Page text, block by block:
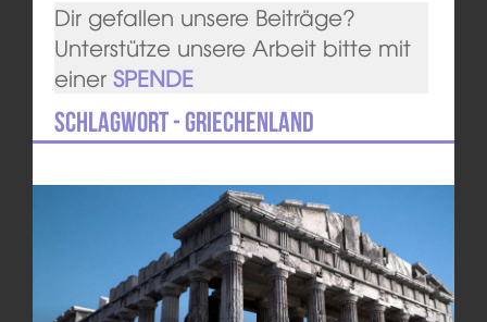
Dir gefallen unsere Beiträge?
Unterstütze unsere Arbeit bitte mit
einer SPENDE
Schlagwort - Griechenland